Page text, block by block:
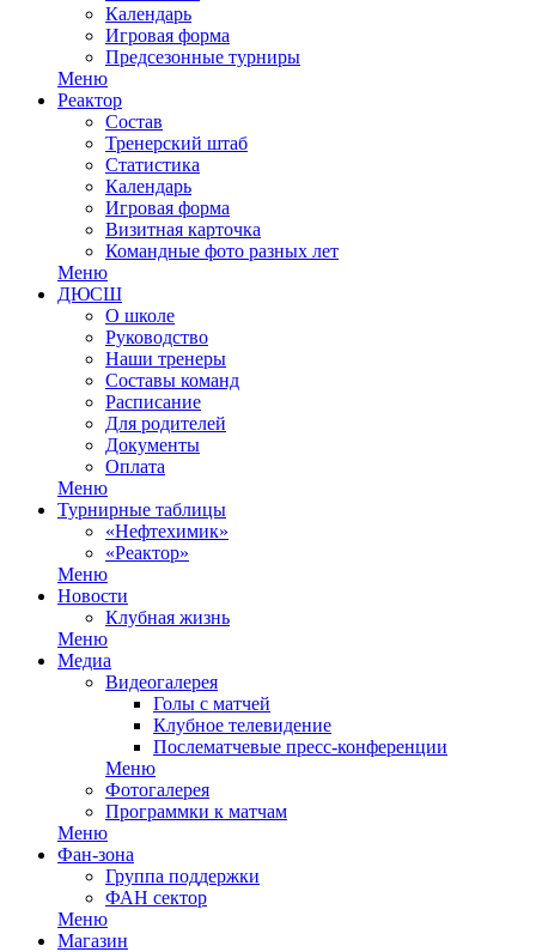
Календарь
Игровая форма
Предсезонные турниры
Меню
Реактор
Состав
Тренерский штаб
Статистика
Календарь
Игровая форма
Визитная карточка
Командные фото разных лет
Меню
ДЮСШ
О школе
Руководство
Наши тренеры
Составы команд
Расписание
Для родителей
Документы
Оплата
Меню
Турнирные таблицы
«Нефтехимик»
«Реактор»
Меню
Новости
Клубная жизнь
Меню
Медиа
Видеогалерея
Голы с матчей
Клубное телевидение
Послематчевые пресс-конференции
Меню
Фотогалерея
Программки к матчам
Меню
Фан-зона
Группа поддержки
ФАН сектор
Меню
Магазин